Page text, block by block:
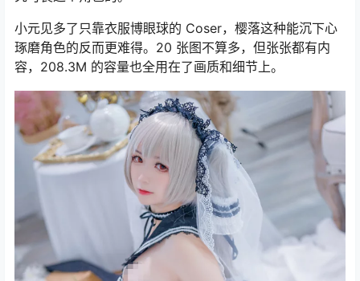
小元见多了只靠衣服博眼球的 Coser，樱落这种能沉下心
琢磨角色的反而更难得。20 张图不算多，但张张都有内
容，208.3M 的容量也全用在了画质和细节上。